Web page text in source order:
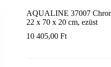
AQUALINE 37007
22 x 70 x 20 cm, ezüst
10 405,00Ft